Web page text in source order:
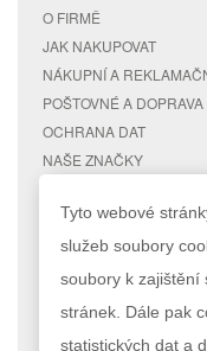
O FIRMĚ
JAK NAKUPOVAT
NÁKUPNÍ A
POŠTOVNÉ A DOPRAVA
OCHRANA DAT
NAŠE ZNAČKY
RYCHLÉ ODKAZY
MAPA STRÁNEK
VYHLEDÁVANÉ
POKROČILÉ
Tyto webové
služeb soubory
soubory k zajištění
stránek. Dále pak
statistických dat a